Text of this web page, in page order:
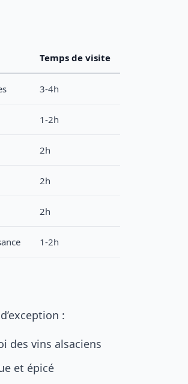
Temps de visite
3-4h
1-2h
2h
2h
2h
1-2h
:
des vins alsaciens
et épicé